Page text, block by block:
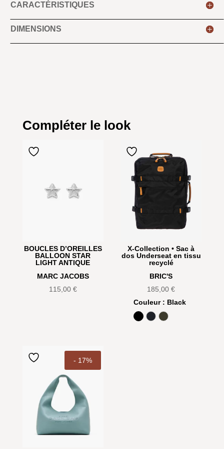
CARACTÉRISTIQUES
DIMENSIONS
Compléter le look
BOUCLES D’OREILLES
BALLOON STAR
LIGHT ANTIQUE
MARC JACOBS
115,00 €
X-Collection • Sac à
dos Underseat en tissu
recyclé
BRIC'S
185,00€
Couleur: Black
BlackOcean Blue
Olive
- 17%